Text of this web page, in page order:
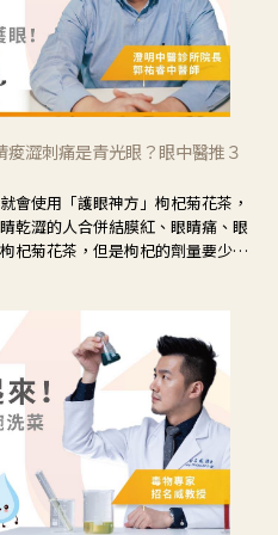
痠澀刺痛是青光眼？眼中醫推３
會使用「護眼神方」枸杞菊花茶，
乾澀的人合併結膜紅、眼睛痛、眼
杞菊花茶，但是枸杞的劑量要少，
如單純的眼睛乾澀，結膜沒有紅，
「陰虛」，就可以使用枸杞、蓮
，效果就更顯著。